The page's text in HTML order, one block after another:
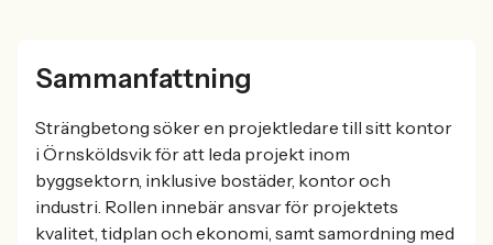
Sammanfattning
Strängbetong söker en projektledare till sitt kontor
i Örnsköldsvik för att leda projekt inom
byggsektorn, inklusive bostäder, kontor och
industri. Rollen innebär ansvar för projektets
kvalitet, tidplan och ekonomi, samt samordning med